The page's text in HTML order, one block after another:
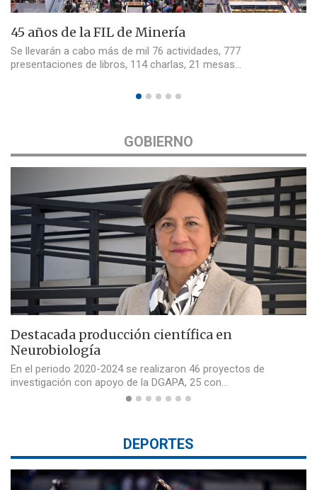
45 años de la FIL de Minería
Se llevarán a cabo más de mil 76 actividades, 777
presentaciones de libros, 114 charlas, 21 mesas…
GOBIERNO
Destacada producción científica en
Neurobiología
En el periodo 2020-2024 se realizaron 46 proyectos de
investigación con apoyo de la DGAPA, 25 con…
DEPORTES